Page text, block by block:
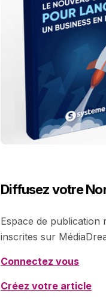
Diffusez votre
Espace de publication
inscrites sur
Connectez vous
Créez votre article